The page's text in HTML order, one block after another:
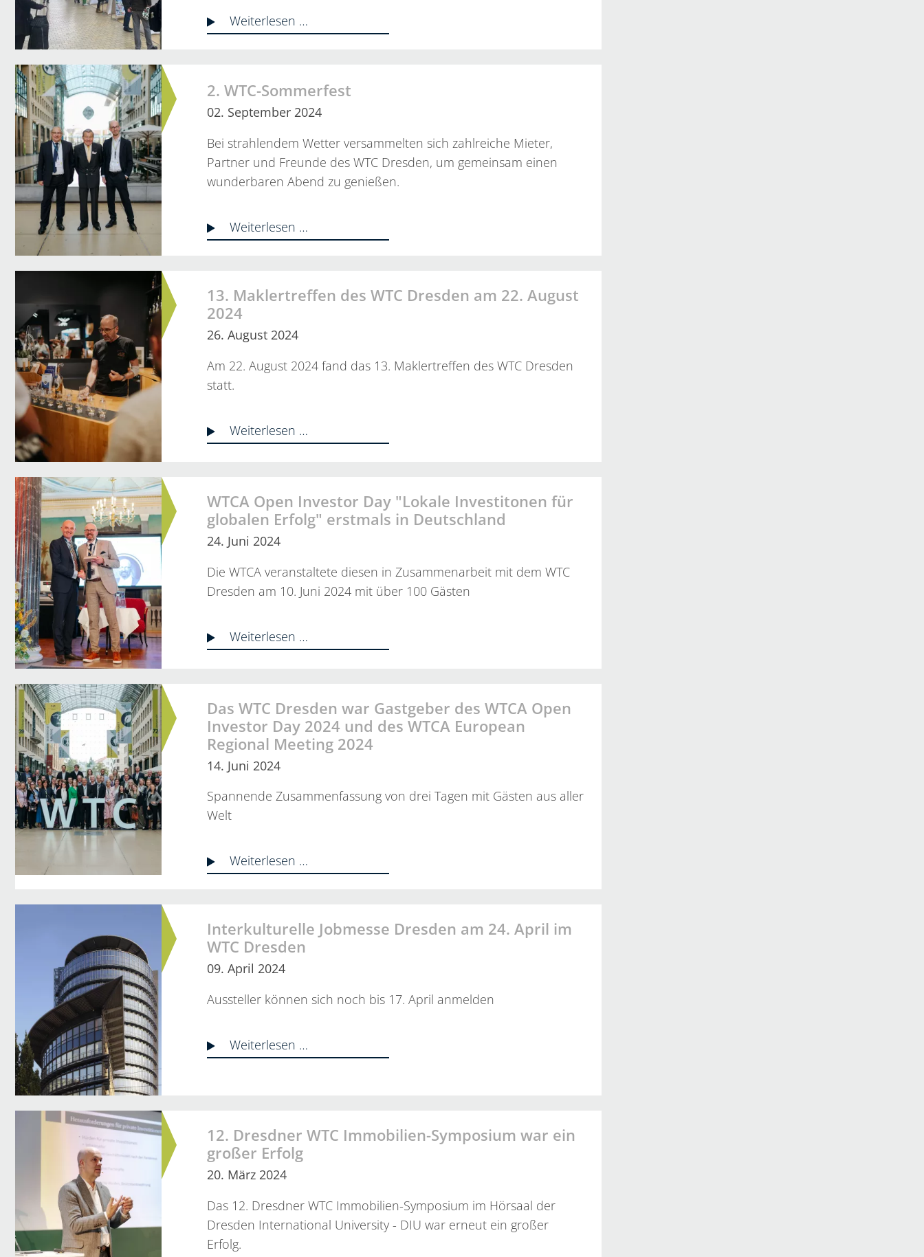
Weiterlesen …
2. WTC-Sommerfest
02. September 2024
Bei strahlendem Wetter versammelten sich zahlreiche Mieter,
Partner und Freunde des WTC Dresden, um gemeinsam einen
wunderbaren Abend zu genießen.
Weiterlesen …
13. Maklertreffen des WTC Dresden am 22. August
2024
26. August 2024
Am 22. August 2024 fand das 13. Maklertreffen des WTC Dresden
statt.
Weiterlesen …
WTCA Open Investor Day "Lokale Investitonen für
globalen Erfolg" erstmals in Deutschland
24. Juni 2024
Die WTCA veranstaltete diesen in Zusammenarbeit mit dem WTC
Dresden am 10. Juni 2024 mit über 100 Gästen
Weiterlesen …
Das WTC Dresden war Gastgeber des WTCA Open
Investor Day 2024 und des WTCA European
Regional Meeting 2024
14. Juni 2024
Spannende Zusammenfassung von drei Tagen mit Gästen aus aller
Welt
Weiterlesen …
Interkulturelle Jobmesse Dresden am 24. April im
WTC Dresden
09. April 2024
Aussteller können sich noch bis 17. April anmelden
Weiterlesen …
12. Dresdner WTC Immobilien-Symposium war ein
großer Erfolg
20. März 2024
Das 12. Dresdner WTC Immobilien-Symposium im Hörsaal der
Dresden International University - DIU war erneut ein großer
Erfolg.